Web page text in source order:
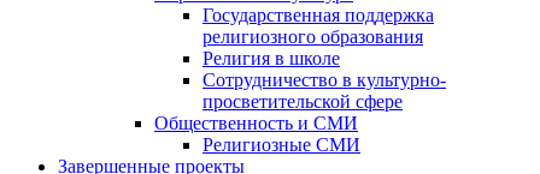
Государственная поддержка
религиозного образования
Религия в школе
Сотрудничество в культурно-
просветительской сфере
Общественность и СМИ
Религиозные СМИ
Завершенные проекты